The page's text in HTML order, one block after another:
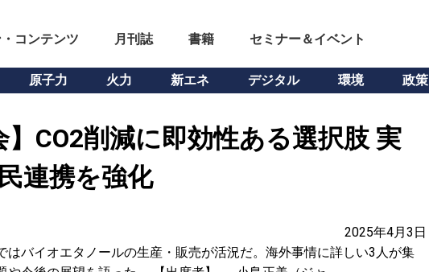
コンテンツ 月刊誌 書籍 セミナー＆イベント
原子力 火力 新エネ デジタル 環境 政策
】CO2削減に即効性ある選択肢 実
連携を強化
2025年4月3日
はバイオエタノールの生産・販売が活況だ。海外事情に詳しい3人が集